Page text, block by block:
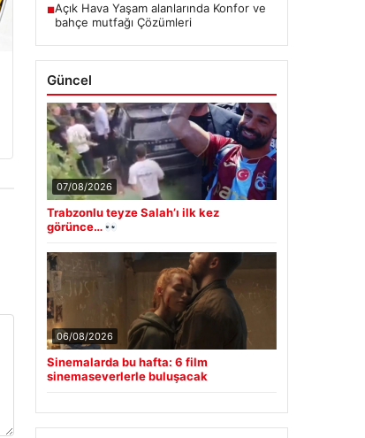
■Açık Hava Yaşam alanlarında Konfor ve
bahçe mutfağı Çözümleri
Güncel
07/08/2026
Trabzonlu teyze Salah’ı ilk kez
görünce…
06/08/2026
Sinemalarda bu hafta: 6 film
sinemaseverlerle buluşacak